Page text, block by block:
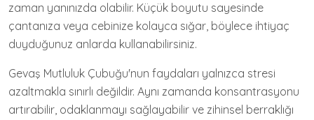
zaman yanınızda olabilir. Küçük boyutu sayesinde
çantanıza veya cebinize kolayca sığar, böylece ihtiyaç
duyduğunuz anlarda kullanabilirsiniz.
Gevaş Mutluluk Çubuğu'nun faydaları yalnızca stresi
azaltmakla sınırlı değildir. Aynı zamanda konsantrasyonu
artırabilir, odaklanmayı sağlayabilir ve zihinsel berraklığı